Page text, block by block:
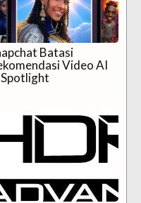
Batasi
Video AI